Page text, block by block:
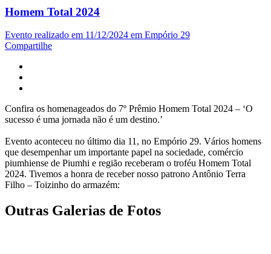
Homem Total 2024
Evento realizado em 11/12/2024 em Empório 29
Compartilhe
Confira os homenageados do 7º Prêmio Homem Total 2024 – ‘O
sucesso é uma jornada não é um destino.’
Evento aconteceu no último dia 11, no Empório 29. Vários homens
que desempenhar um importante papel na sociedade, comércio
piumhiense de Piumhi e região receberam o troféu Homem Total
2024. Tivemos a honra de receber nosso patrono Antônio Terra
Filho – Toizinho do armazém:
Outras Galerias de Fotos